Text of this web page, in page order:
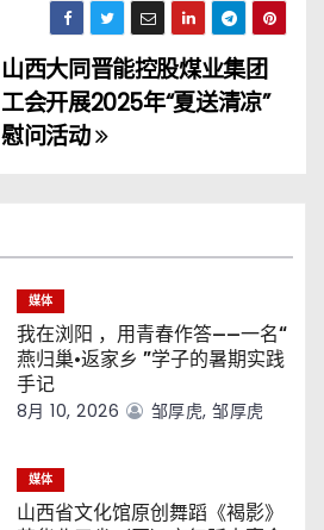
山西大同晋能控股煤业集团
工会开展2025年“夏送清凉”
慰问活动
媒体
我在浏阳 ，用青春作答——一名“
燕归巢·返家乡 ”学子的暑期实践
手记
8月 10, 2026 邹厚虎, 邹厚虎
媒体
山西省文化馆原创舞蹈《褐影》